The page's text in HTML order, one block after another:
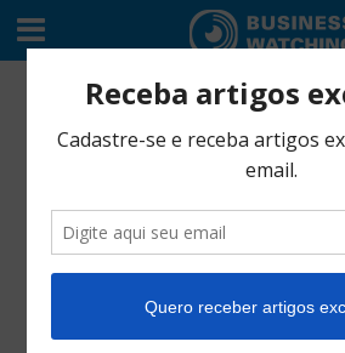
Tag - F1